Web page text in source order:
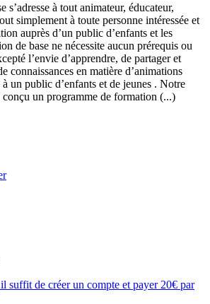
s’adresse à tout animateur, éducateur,
simplement à toute personne intéressée et
auprès d’un public d’enfants et les
de base ne nécessite aucun prérequis ou
l’envie d’apprendre, de partager et
connaissances en matière d’animations
un public d’enfants et de jeunes . Notre
conçu un programme de formation (...)
suffit de créer un compte et payer 20€ par